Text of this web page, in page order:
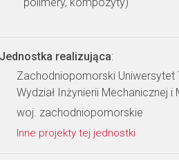
Jednostka realizująca:
Zachodniopomorski Uniwersytet
Wydział Inżynierii Mechanicznej i
woj. zachodniopomorskie
Inne projekty tej jednostki